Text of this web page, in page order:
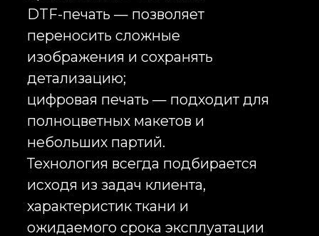
Оверсайз футболки с логотипом
как современный корпоративный
Оверсайз футболки с логотипом
за последние несколько лет
превратились из модного тренда
в один из самых востребованных
инструментов корпоративного
брендирования. Если раньше
компании выбирали
преимущественно классические
больше брендов делают ставку на
современные силуэты, которые